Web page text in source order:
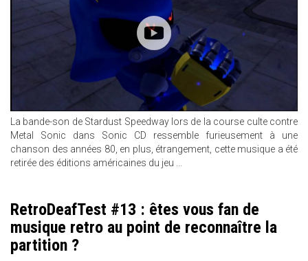
La bande-son de Stardust Speedway lors de la course culte contre
Metal Sonic dans Sonic CD ressemble furieusement à une
chanson des années 80, en plus, étrangement, cette musique a été
retirée des éditions américaines du jeu ...
RetroDeafTest #13 : êtes vous fan de
musique retro au point de reconnaître la
partition ?